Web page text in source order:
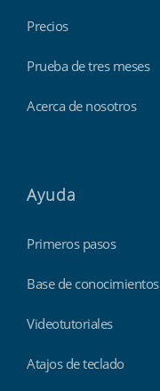
Precios
Prueba de tres meses
Acerca de nosotros
Ayuda
Primeros pasos
Base de conocimientos
Videotutoriales
Atajos de teclado